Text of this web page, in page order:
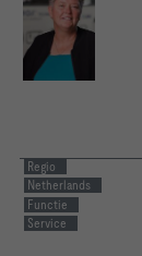
Regio
Netherlands
Functie
Service